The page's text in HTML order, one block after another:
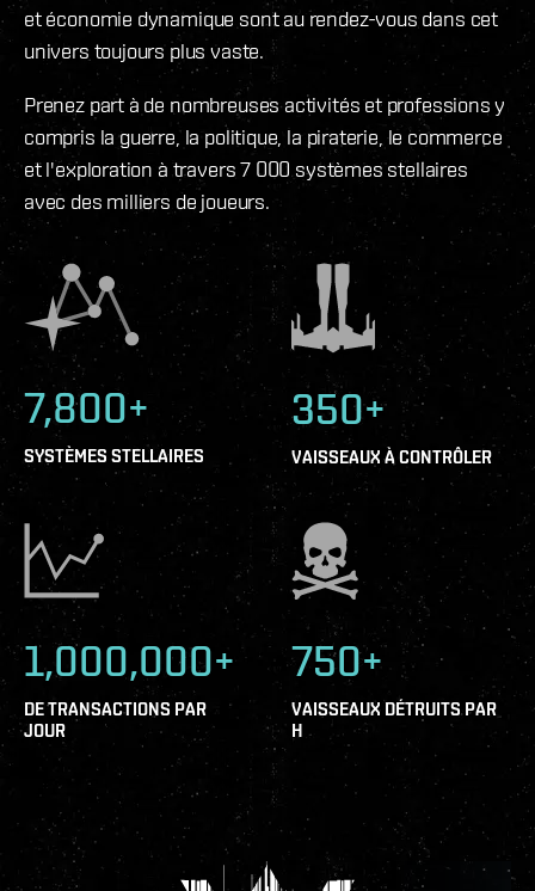
et économie dynamique sont au rendez-vous dans cet
univers toujours plus vaste.
Prenez part à de nombreuses activités et professions y
compris la guerre, la politique, la piraterie, le commerce
et l'exploration à travers 7 000 systèmes stellaires
avec des milliers de joueurs.
7,800+
SYSTÈMES STELLAIRES
350+
VAISSEAUX À CONTRÔLER
1,000,000+
DE TRANSACTIONS PAR
JOUR
750+
VAISSEAUX DÉTRUITS PAR
H